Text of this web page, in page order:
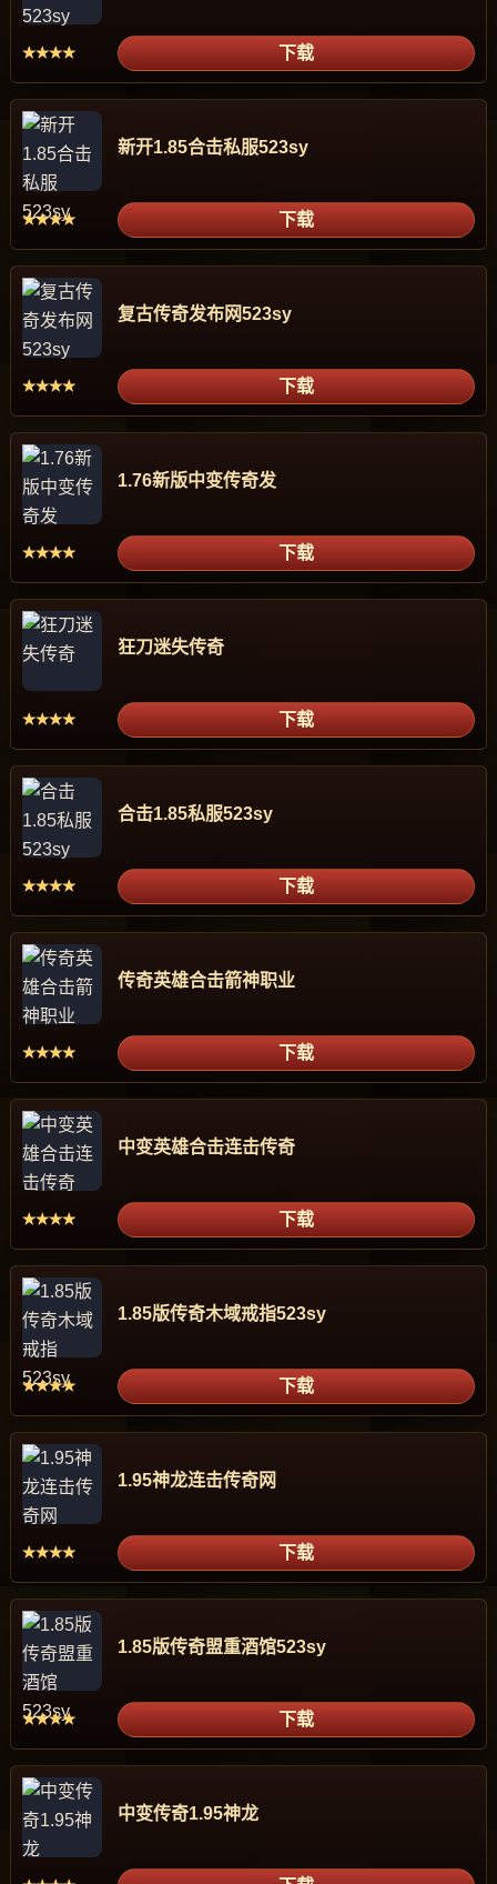
★★★★ 下载
新开1.85合击私服523sy
★★★★ 下载
复古传奇发布网523sy
★★★★ 下载
1.76新版中变传奇发
★★★★ 下载
狂刀迷失传奇
★★★★ 下载
合击1.85私服523sy
★★★★ 下载
传奇英雄合击箭神职业
★★★★ 下载
中变英雄合击连击传奇
★★★★ 下载
1.85版传奇木域戒指523sy
★★★★ 下载
1.95神龙连击传奇网
★★★★ 下载
1.85版传奇盟重酒馆523sy
★★★★ 下载
中变传奇1.95神龙